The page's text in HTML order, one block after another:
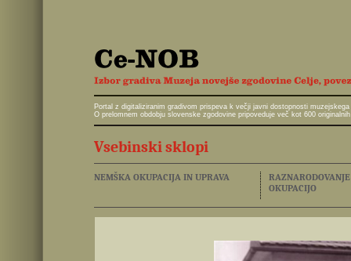
Portal z digitaliziranim gradivom prispeva k večji javni dostopnosti
O prelomnem obdobju slovenske zgodovine pripoveduje več kot 600
Vsebinski sklopi
NEMŠKA OKUPACIJA IN UPRAVA
OKUPACIJO